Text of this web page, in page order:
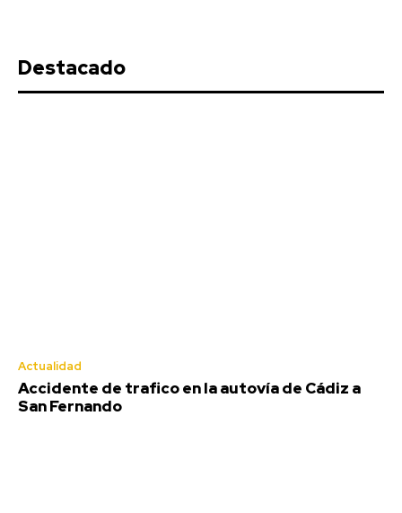
Destacado
Actualidad
Accidente de trafico en la autovía de Cádiz a
San Fernando